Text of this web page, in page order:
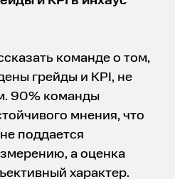
команде о том,
грейды и KPI, не
90% команды
мнения, что
поддается
а оценка
характер.